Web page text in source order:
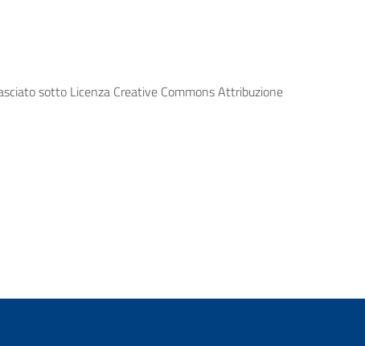
sotto Licenza Creative Commons Attribuzione